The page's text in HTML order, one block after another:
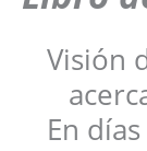
Visión
En